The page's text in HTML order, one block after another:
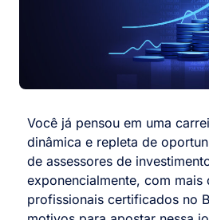
Você já pensou em uma
dinâmica e repleta de
de assessores de
exponencialmente, com mais
profissionais certificados no